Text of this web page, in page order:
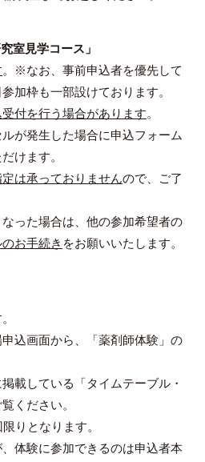
室見学コース」
。※なお、事前申込者を優先して
加枠も一部設けております。
付を行う場合があります。
が発生した場合に申込フォーム
けます。
は承っておりませんので、ご了
った場合は、他の参加希望者の
お手続き をお願いいたします。
込画面から、「薬剤師体験」の
載している「タイムテーブル・
ください。
りとなります。
体験に参加できるのは申込者本